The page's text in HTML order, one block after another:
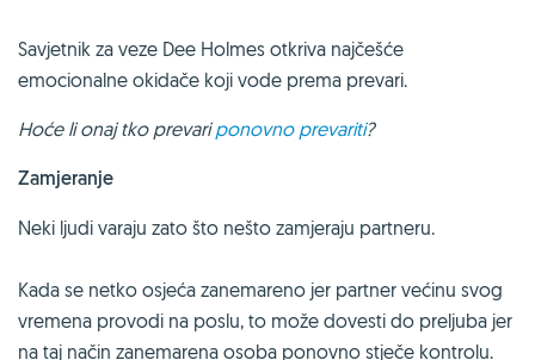
Savjetnik za veze Dee Holmes otkriva najčešće
emocionalne okidače koji vode prema prevari.
Hoće li onaj tko prevariponovno prevariti?
Zamjeranje
Neki ljudi varaju zato što nešto zamjeraju partneru.
Kada se netko osjeća zanemareno jer partner većinu svog
vremena provodi na poslu, to može dovesti do preljuba jer
na taj način zanemarena osoba ponovno stječe kontrolu.